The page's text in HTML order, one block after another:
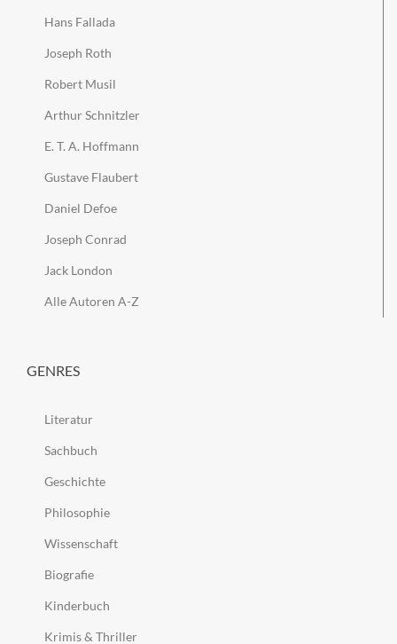
Hans Fallada
Joseph Roth
Robert Musil
Arthur Schnitzler
E. T. A. Hoffmann
Gustave Flaubert
Daniel Defoe
Joseph Conrad
Jack London
Alle Autoren A-Z
GENRES
Literatur
Sachbuch
Geschichte
Philosophie
Wissenschaft
Biografie
Kinderbuch
Krimis & Thriller